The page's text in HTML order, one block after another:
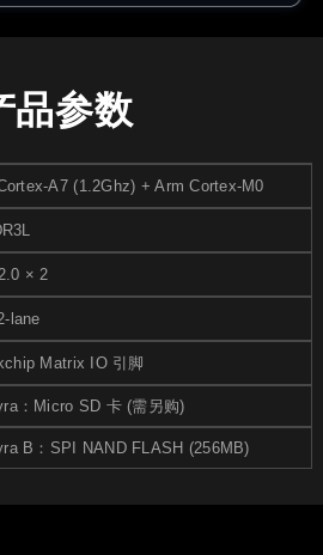
品参数
A7 (1.2Ghz) + Arm Cortex-M0
× 2
lane
Matrix IO 引脚
：Micro SD 卡 (需另购)
B：SPI NAND FLASH (256MB)